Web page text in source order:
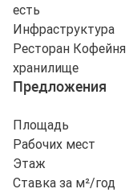
есть
Инфраструктура
Ресторан Кофейня
хранилище
Предложения
Площадь
Рабочих мест
Этаж
Ставка за м²/год